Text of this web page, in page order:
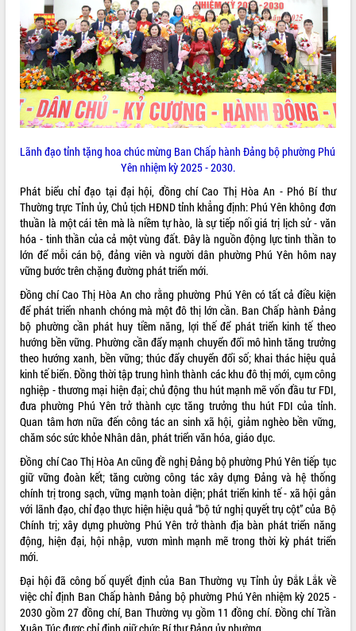
Hội nghị triển khai kết nối mạng
truyền số liệu chuyên dùng phục vụ cơ
quan Đảng, Nhà nước
Lễ phát động chuỗi hoạt động chung
tay làm sạch môi trường
Xã Ea Kar bước chuyển mình trong
công tác cải cách hành chính mô hình
mới
UBND tỉnh họp báo định kỳ tháng 4
Hội thảo khoa học “Giải pháp thúc đẩy
phát triển nền kinh tế xanh tại tỉnh
Đắk Lắk”
Tăng cường giám sát, đôn đốc thực
hiện nhiệm vụ quản lý tài sản công
hàng tuần
Tháo gỡ những vướng mắc, đẩy mạnh
công tác cải cách thủ tục hành chính
tại Trung tâm Phục vụ hành chính
công tỉnh
Đắk Lắk: Tôn vinh 46 giải pháp tại Hội
thi Sáng tạo Kỹ thuật 2024 - 2025
Đắk Lắk rà soát, điều chỉnh Đề án 190
về phát triển nuôi trồng thủy sản
Phó Chủ tịch UBND tỉnh Đắk Lắk
Trương Công Thái kiểm tra thực địa
Dự án cao tốc Khánh Hòa - Buôn Ma
Thuột
Định vị cà phê Việt Nam như một “di
sản sống” trong dòng chảy toàn cầu
Xây dựng nông thôn mới: Nâng cao đời
sống người dân từ những mô hình thiết
thực
Quyết liệt tháo gỡ vướng mắc, đẩy
nhanh tiến độ các dự án trọng điểm
trong Khu kinh tế Nam Phú Yên
Lãnh đạo tỉnh tặng hoa chúc mừng Ban Chấp hành Đảng bộ phường Phú
Yên nhiệm kỳ 2025 - 2030.
Phát biểu chỉ đạo tại đại hội, đồng chí Cao Thị Hòa An - Phó Bí thư
Thường trực Tỉnh ủy, Chủ tịch HĐND tỉnh khẳng định: Phú Yên không đơn
thuần là một cái tên mà là niềm tự hào, là sự tiếp nối giá trị lịch sử - văn
hóa - tinh thần của cả một vùng đất. Đây là nguồn động lực tinh thần to
lớn để mỗi cán bộ, đảng viên và người dân phường Phú Yên hôm nay
vững bước trên chặng đường phát triển mới.
Đồng chí Cao Thị Hòa An cho rằng phường Phú Yên có tất cả điều kiện
để phát triển nhanh chóng mà một đô thị lớn cần. Ban Chấp hành Đảng
bộ phường cần phát huy tiềm năng, lợi thế để phát triển kinh tế theo
hướng bền vững. Phường cần đẩy mạnh chuyển đổi mô hình tăng trưởng
theo hướng xanh, bền vững; thúc đẩy chuyển đổi số; khai thác hiệu quả
kinh tế biển. Đồng thời tập trung hình thành các khu đô thị mới, cụm công
nghiệp - thương mại hiện đại; chủ động thu hút mạnh mẽ vốn đầu tư FDI,
đưa phường Phú Yên trở thành cực tăng trưởng thu hút FDI của tỉnh.
Quan tâm hơn nữa đến công tác an sinh xã hội, giảm nghèo bền vững,
chăm sóc sức khỏe Nhân dân, phát triển văn hóa, giáo dục.
Đồng chí Cao Thị Hòa An cũng đề nghị Đảng bộ phường Phú Yên tiếp tục
giữ vững đoàn kết; tăng cường công tác xây dựng Đảng và hệ thống
chính trị trong sạch, vững mạnh toàn diện; phát triển kinh tế - xã hội gắn
với lãnh đạo, chỉ đạo thực hiện hiệu quả “bộ tứ nghị quyết trụ cột” của Bộ
Chính trị; xây dựng phường Phú Yên trở thành địa bàn phát triển năng
động, hiện đại, hội nhập, vươn mình mạnh mẽ trong thời kỳ phát triển
mới.
Đại hội đã công bố quyết định của Ban Thường vụ Tỉnh ủy Đắk Lắk về
việc chỉ định Ban Chấp hành Đảng bộ phường Phú Yên nhiệm kỳ 2025 -
2030 gồm 27 đồng chí, Ban Thường vụ gồm 11 đồng chí. Đồng chí Trần